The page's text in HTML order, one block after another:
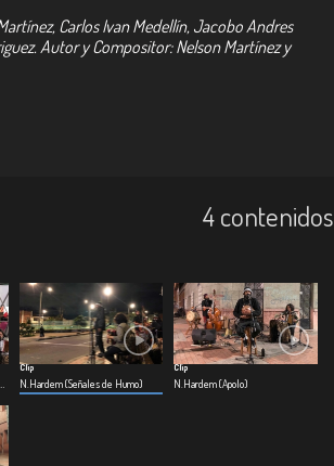
Carlos Ivan Medellín, Jacobo Andres
Autor y Compositor: Nelson Martínez y
4 contenidos
Clip
N.Hardem (Señales de Humo)
Clip
N.Hardem (Apolo)